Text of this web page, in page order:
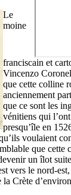
Le
moine
franciscain et
Vincenzo
que cette colline
anciennement
que ce sont les
vénitiens qui
presqu’île en
voulaient
que cette
un îlot
vers le nord-
la Crète